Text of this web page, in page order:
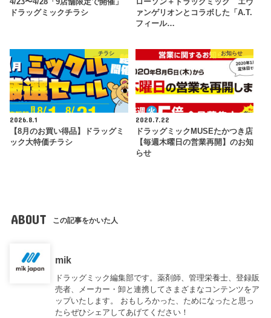
ドラッグミックチラシ
ァンゲリオンとコラボした「A.T.
フィール…
チラシ
2026.8.1
【8月のお買い得品】ドラッグミ
ック大特価チラシ
お知らせ
2020.7.22
ドラッグミックMUSEたかつき店
【毎週木曜日の営業再開】のお知
らせ
ABOUT この記事をかいた人
mik
ドラッグミック編集部です。薬剤師、管理栄養士、登録販
売者、メーカー・卸と連携してさまざまなコンテンツをア
ップいたします。 おもしろかった、ためになったと思っ
たらぜひシェアしてあげてください！